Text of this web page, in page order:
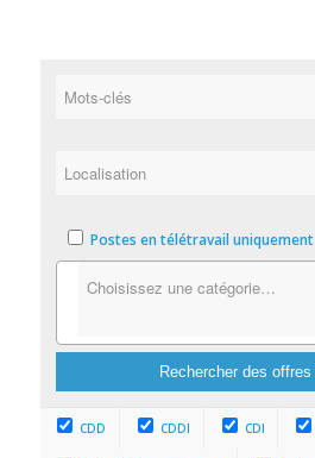
Postes en télétravail uniquement
CDD CDDI CDI